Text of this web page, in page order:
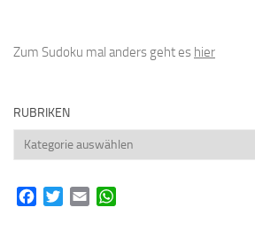
Zum Sudoku mal anders geht es hier
RUBRIKEN
Rubriken
FacebookTwitterEmail